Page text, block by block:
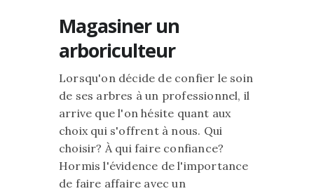
Magasiner un
arboriculteur
Lorsqu'on décide de confier le soin
de ses arbres à un professionnel, il
arrive que l'on hésite quant aux
choix qui s'offrent à nous. Qui
choisir? À qui faire confiance?
Hormis l'évidence de l'importance
de faire affaire avec un